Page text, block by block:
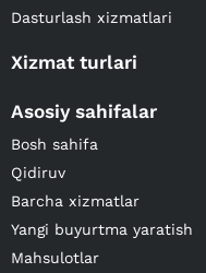
Dasturlash xizmatlari
Xizmat turlari
Asosiy sahifalar
Bosh sahifa
Qidiruv
Barcha xizmatlar
Yangi buyurtma yaratish
Mahsulotlar